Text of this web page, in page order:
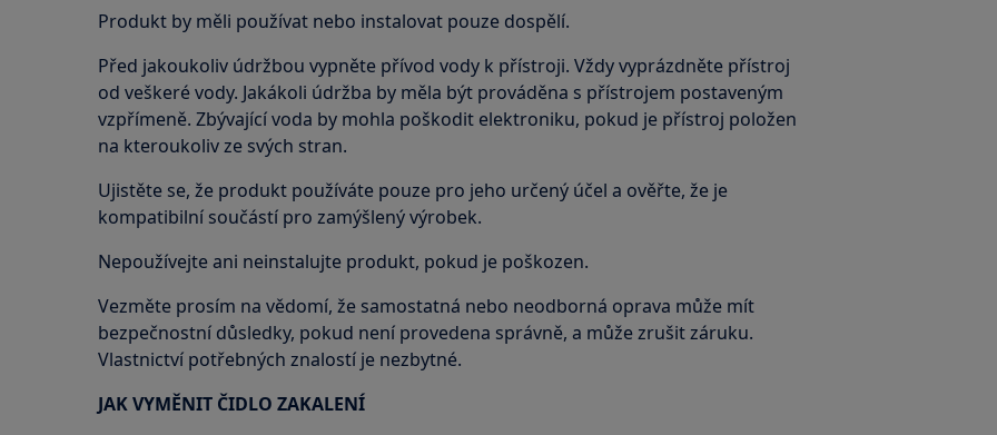
Produkt by měli používat nebo instalovat pouze dospělí.
Před jakoukoliv údržbou vypněte přívod vody k přístroji. Vždy vyprázdněte přístroj
od veškeré vody. Jakákoli údržba by měla být prováděna s přístrojem postaveným
vzpřímeně. Zbývající voda by mohla poškodit elektroniku, pokud je přístroj položen
na kteroukoliv ze svých stran.
Ujistěte se, že produkt používáte pouze pro jeho určený účel a ověřte, že je
kompatibilní součástí pro zamýšlený výrobek.
Nepoužívejte ani neinstalujte produkt, pokud je poškozen.
Vezměte prosím na vědomí, že samostatná nebo neodborná oprava může mít
bezpečnostní důsledky, pokud není provedena správně, a může zrušit záruku.
Vlastnictví potřebných znalostí je nezbytné.
JAK VYMĚNIT ČIDLO ZAKALENÍ